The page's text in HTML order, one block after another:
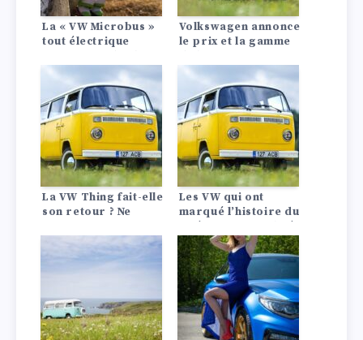
La « VW Microbus »
tout électrique
peine d’être
attendue. Et nous
attendrons….
Volkswagen annonce
le prix et la gamme
2025 et nous donne
un premier aperçu
des nouveaux
intérieurs.
La VW Thing fait-elle
son retour ? Ne
les rumeurs sont
vraies !
Les VW qui ont
marqué l’histoire du
à créer une icône